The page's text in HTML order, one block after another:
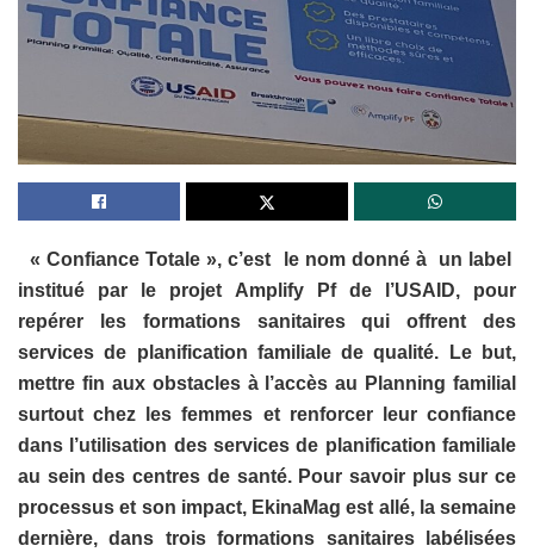
« Confiance Totale », c’est le nom donné à un label
institué par le projet Amplify Pf de l’USAID, pour
repérer les formations sanitaires qui offrent des
services de planification familiale de qualité. Le but,
mettre fin aux obstacles à l’accès au Planning familial
surtout chez les femmes et renforcer leur confiance
dans l’utilisation des services de planification familiale
au sein des centres de santé. Pour savoir plus sur ce
processus et son impact, EkinaMag est allé, la semaine
dernière, dans trois formations sanitaires labélisées